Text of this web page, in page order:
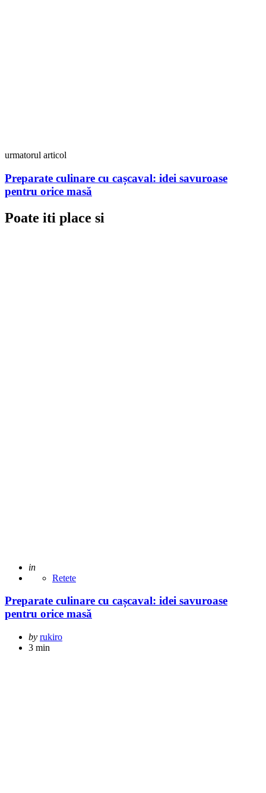
urmatorul articol
Preparate culinare cu cașcaval: idei savuroase
pentru orice masă
Poate iti place si
Posted
in
Retete
Preparate culinare cu cașcaval: idei savuroase
pentru orice masă
Posted
by
by rukiro
3 min